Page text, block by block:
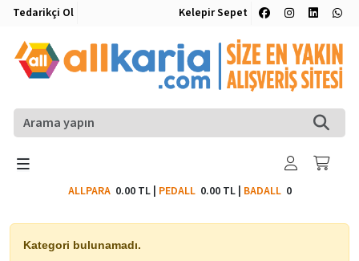
Tedarikçi Ol Kelepir Sepet
ALLPARA 0.00 TL| PEDALL 0.00 TL| BADALL0
Kategori bulunamadı.